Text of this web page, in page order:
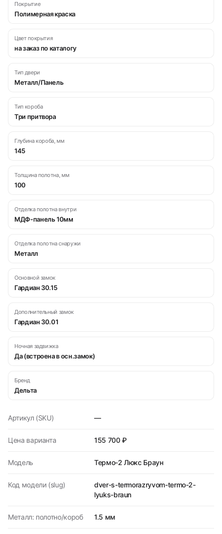
Покрытие
Полимерная краска
Цвет покрытия
на заказ по каталогу
Тип двери
Металл/Панель
Тип короба
Три притвора
Глубина короба, мм
145
Толщина полотна, мм
100
Отделка полотна внутри
МДФ-панель 10мм
Отделка полотна снаружи
Металл
Основной замок
Гардиан 30.15
Дополнительный замок
Гардиан 30.01
Ночная задвижка
Да (встроена в осн.замок)
Бренд
Дельта
Артикул (SKU) —
Цена варианта 155 700 ₽
Модель Термо-2 Люкс Браун
Код модели (slug)
dver-s-termorazryvom-termo-2-
lyuks-braun
Металл: полотно/короб 1.5 мм